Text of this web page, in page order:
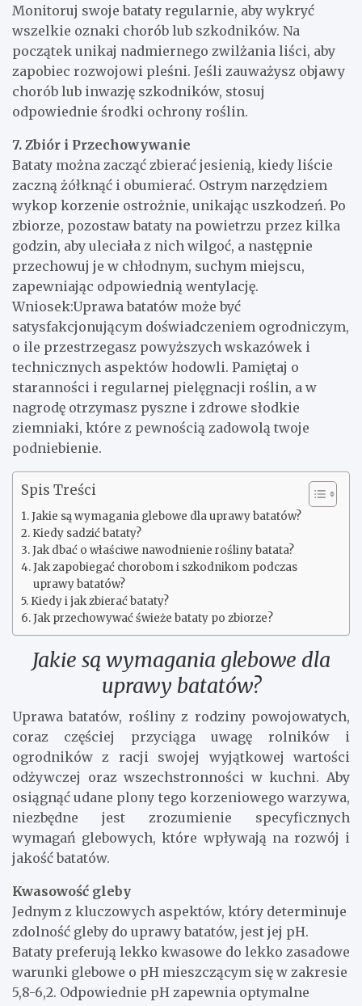
Monitoruj swoje bataty regularnie, aby wykryć
wszelkie oznaki chorób lub szkodników. Na
początek unikaj nadmiernego zwilżania liści, aby
zapobiec rozwojowi pleśni. Jeśli zauważysz objawy
chorób lub inwazję szkodników, stosuj
odpowiednie środki ochrony roślin.
7. Zbiór i Przechowywanie
Bataty można zacząć zbierać jesienią, kiedy liście
zaczną żółknąć i obumierać. Ostrym narzędziem
wykop korzenie ostrożnie, unikając uszkodzeń. Po
zbiorze, pozostaw bataty na powietrzu przez kilka
godzin, aby uleciała z nich wilgoć, a następnie
przechowuj je w chłodnym, suchym miejscu,
zapewniając odpowiednią wentylację.
Wniosek:Uprawa batatów może być
satysfakcjonującym doświadczeniem ogrodniczym,
o ile przestrzegasz powyższych wskazówek i
technicznych aspektów hodowli. Pamiętaj o
staranności i regularnej pielęgnacji roślin, a w
nagrodę otrzymasz pyszne i zdrowe słodkie
ziemniaki, które z pewnością zadowolą twoje
podniebienie.
Spis Treści
Jakie są wymagania glebowe dla uprawy batatów?
Kiedy sadzić bataty?
Jak dbać o właściwe nawodnienie rośliny batata?
Jak zapobiegać chorobom i szkodnikom podczas
uprawy batatów?
Kiedy i jak zbierać bataty?
Jak przechowywać świeże bataty po zbiorze?
Jakie są wymagania glebowe dla
uprawy batatów?
Uprawa batatów, rośliny z rodziny powojowatych,
coraz częściej przyciąga uwagę rolników i
ogrodników z racji swojej wyjątkowej wartości
odżywczej oraz wszechstronności w kuchni. Aby
osiągnąć udane plony tego korzeniowego warzywa,
niezbędne jest zrozumienie specyficznych
wymagań glebowych, które wpływają na rozwój i
jakość batatów.
Kwasowość gleby
Jednym z kluczowych aspektów, który determinuje
zdolność gleby do uprawy batatów, jest jej pH.
Bataty preferują lekko kwasowe do lekko zasadowe
warunki glebowe o pH mieszczącym się w zakresie
5,8-6,2. Odpowiednie pH zapewnia optymalne